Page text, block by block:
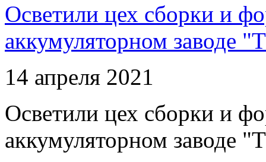
Осветили цех сборки и
аккумуляторном заводе
14 апреля 2021
Осветили цех сборки и
аккумуляторном заводе